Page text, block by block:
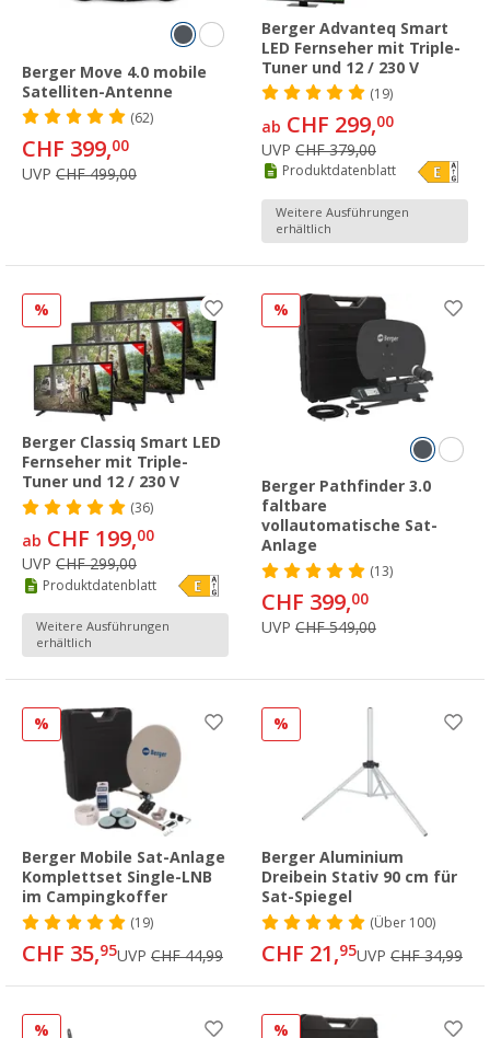
Berger Move 4.0 mobile
Satelliten-Antenne
(62)
CHF 399,00
UVP CHF 499,00
Berger Advanteq Smart
LED Fernseher mit Triple-
Tuner und 12 / 230 V
(19)
ab CHF 299,00
UVP CHF 379,00
Produktdatenblatt
Weitere Ausführungen
erhältlich
%
Berger Classiq Smart LED
Fernseher mit Triple-
Tuner und 12 / 230 V
(36)
ab CHF 199,00
UVP CHF 299,00
Produktdatenblatt
Weitere Ausführungen
erhältlich
%
Berger Pathfinder 3.0
faltbare
vollautomatische Sat-
Anlage
(13)
CHF 399,00
UVP CHF 549,00
%
Berger Mobile Sat-Anlage
Komplettset Single-LNB
im Campingkoffer
(19)
CHF 35,95UVP CHF 44,99
%
Berger Aluminium
Dreibein Stativ 90 cm für
Sat-Spiegel
(Über100)
CHF 21,95UVP CHF 34,99
% %